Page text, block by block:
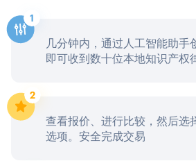
几分钟内，通过人工智能助手
即可收到数十位本地知识产权
查看报价、进行比较，然后选
选项。安全完成交易